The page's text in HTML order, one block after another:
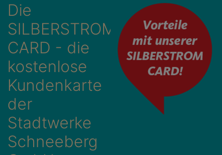
Die
SILBERSTROM
CARD - die
kostenlose
Kundenkarte
der
Stadtwerke
Schneeberg